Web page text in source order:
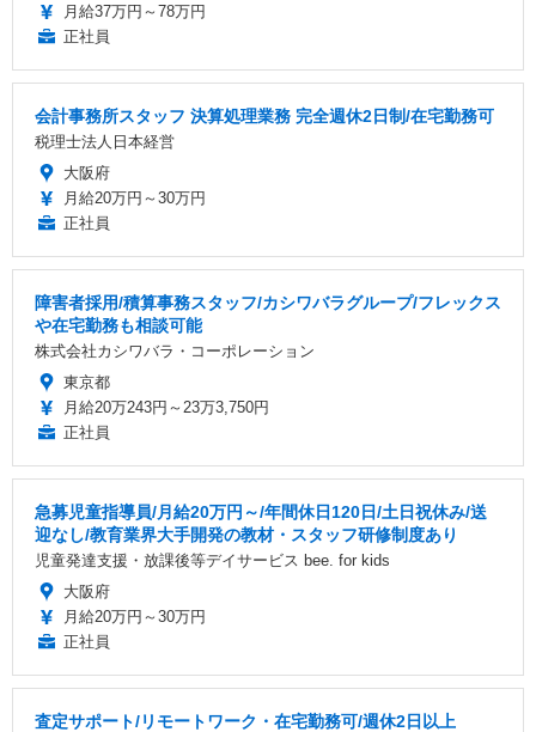
月給37万円～78万円
正社員
会計事務所スタッフ 決算処理業務 完全週休2日制/在宅勤務可
税理士法人日本経営
大阪府
月給20万円～30万円
正社員
障害者採用/積算事務スタッフ/カシワバラグループ/フレックス
や在宅勤務も相談可能
株式会社カシワバラ・コーポレーション
東京都
月給20万243円～23万3,750円
正社員
急募児童指導員/月給20万円～/年間休日120日/土日祝休み/送
迎なし/教育業界大手開発の教材・スタッフ研修制度あり
児童発達支援・放課後等デイサービス bee. for kids
大阪府
月給20万円～30万円
正社員
査定サポート/リモートワーク・在宅勤務可/週休2日以上